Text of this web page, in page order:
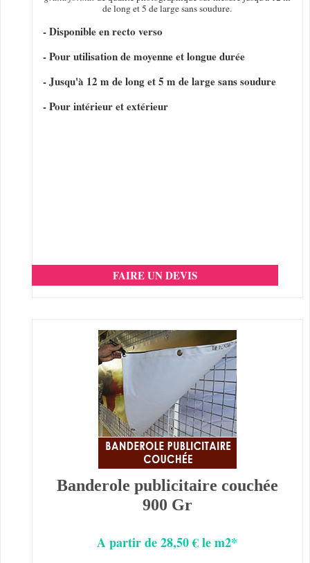
de long et 5 de large sans soudure.
- Disponible en recto verso
- Pour utilisation de moyenne et longue durée
- Jusqu'à 12 m de long et 5 m de large sans soudure
- Pour intérieur et extérieur
FAIRE UN DEVIS
Banderole publicitaire couchée
900 Gr
A partir de 28,50 € le m2*